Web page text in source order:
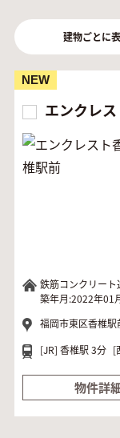
建物ごとに
エンクレ
NEW
鉄筋コンクリート
築年月:2022年01
福岡市東区香椎
[JR] 香椎駅 3分 [
物件詳